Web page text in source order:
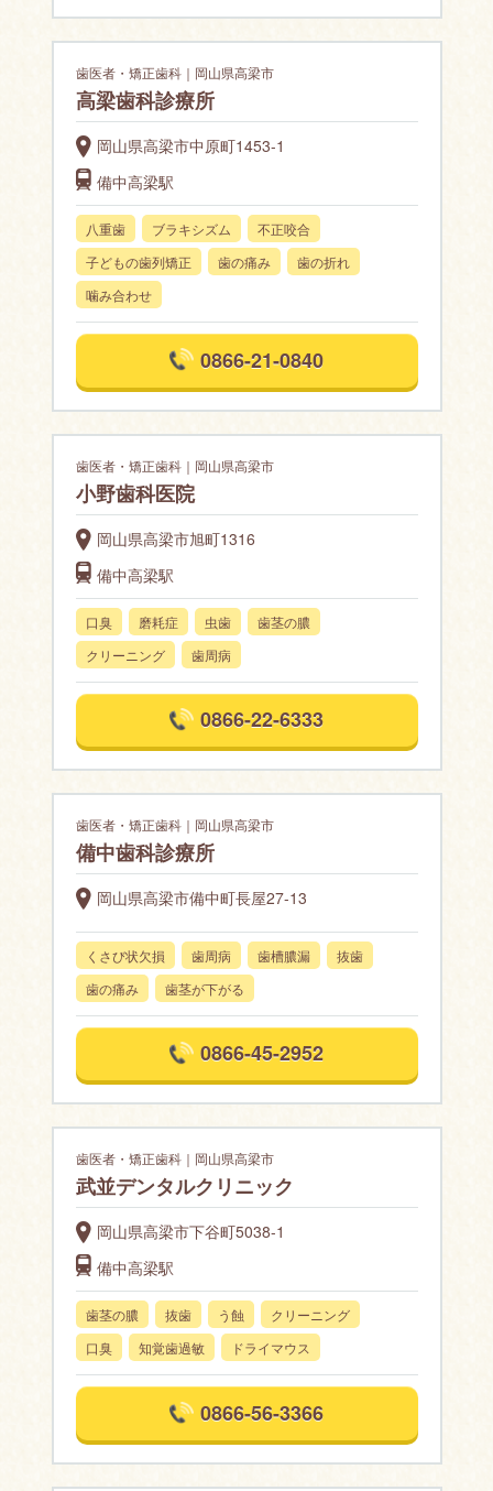
歯医者・矯正歯科｜岡山県高梁市
高梁歯科診療所
岡山県高梁市中原町1453-1
備中高梁駅
八重歯 ブラキシズム
不正咬合
子どもの歯列矯正
歯の痛み
歯の折れ
噛み合わせ
0866-21-0840
歯医者・矯正歯科｜岡山県高梁市
小野歯科医院
岡山県高梁市旭町1316
備中高梁駅
口臭 磨耗症 虫歯
歯茎の膿
クリーニング
歯周病
0866-22-6333
歯医者・矯正歯科｜岡山県高梁市
備中歯科診療所
岡山県高梁市備中町長屋27-13
くさび状欠損 歯周病 歯槽膿漏
抜歯
歯の痛み
歯茎が下がる
0866-45-2952
歯医者・矯正歯科｜岡山県高梁市
武並デンタルクリニック
岡山県高梁市下谷町5038-1
備中高梁駅
歯茎の膿 抜歯 う蝕
クリーニング
口臭
知覚歯過敏 ドライマウス
0866-56-3366